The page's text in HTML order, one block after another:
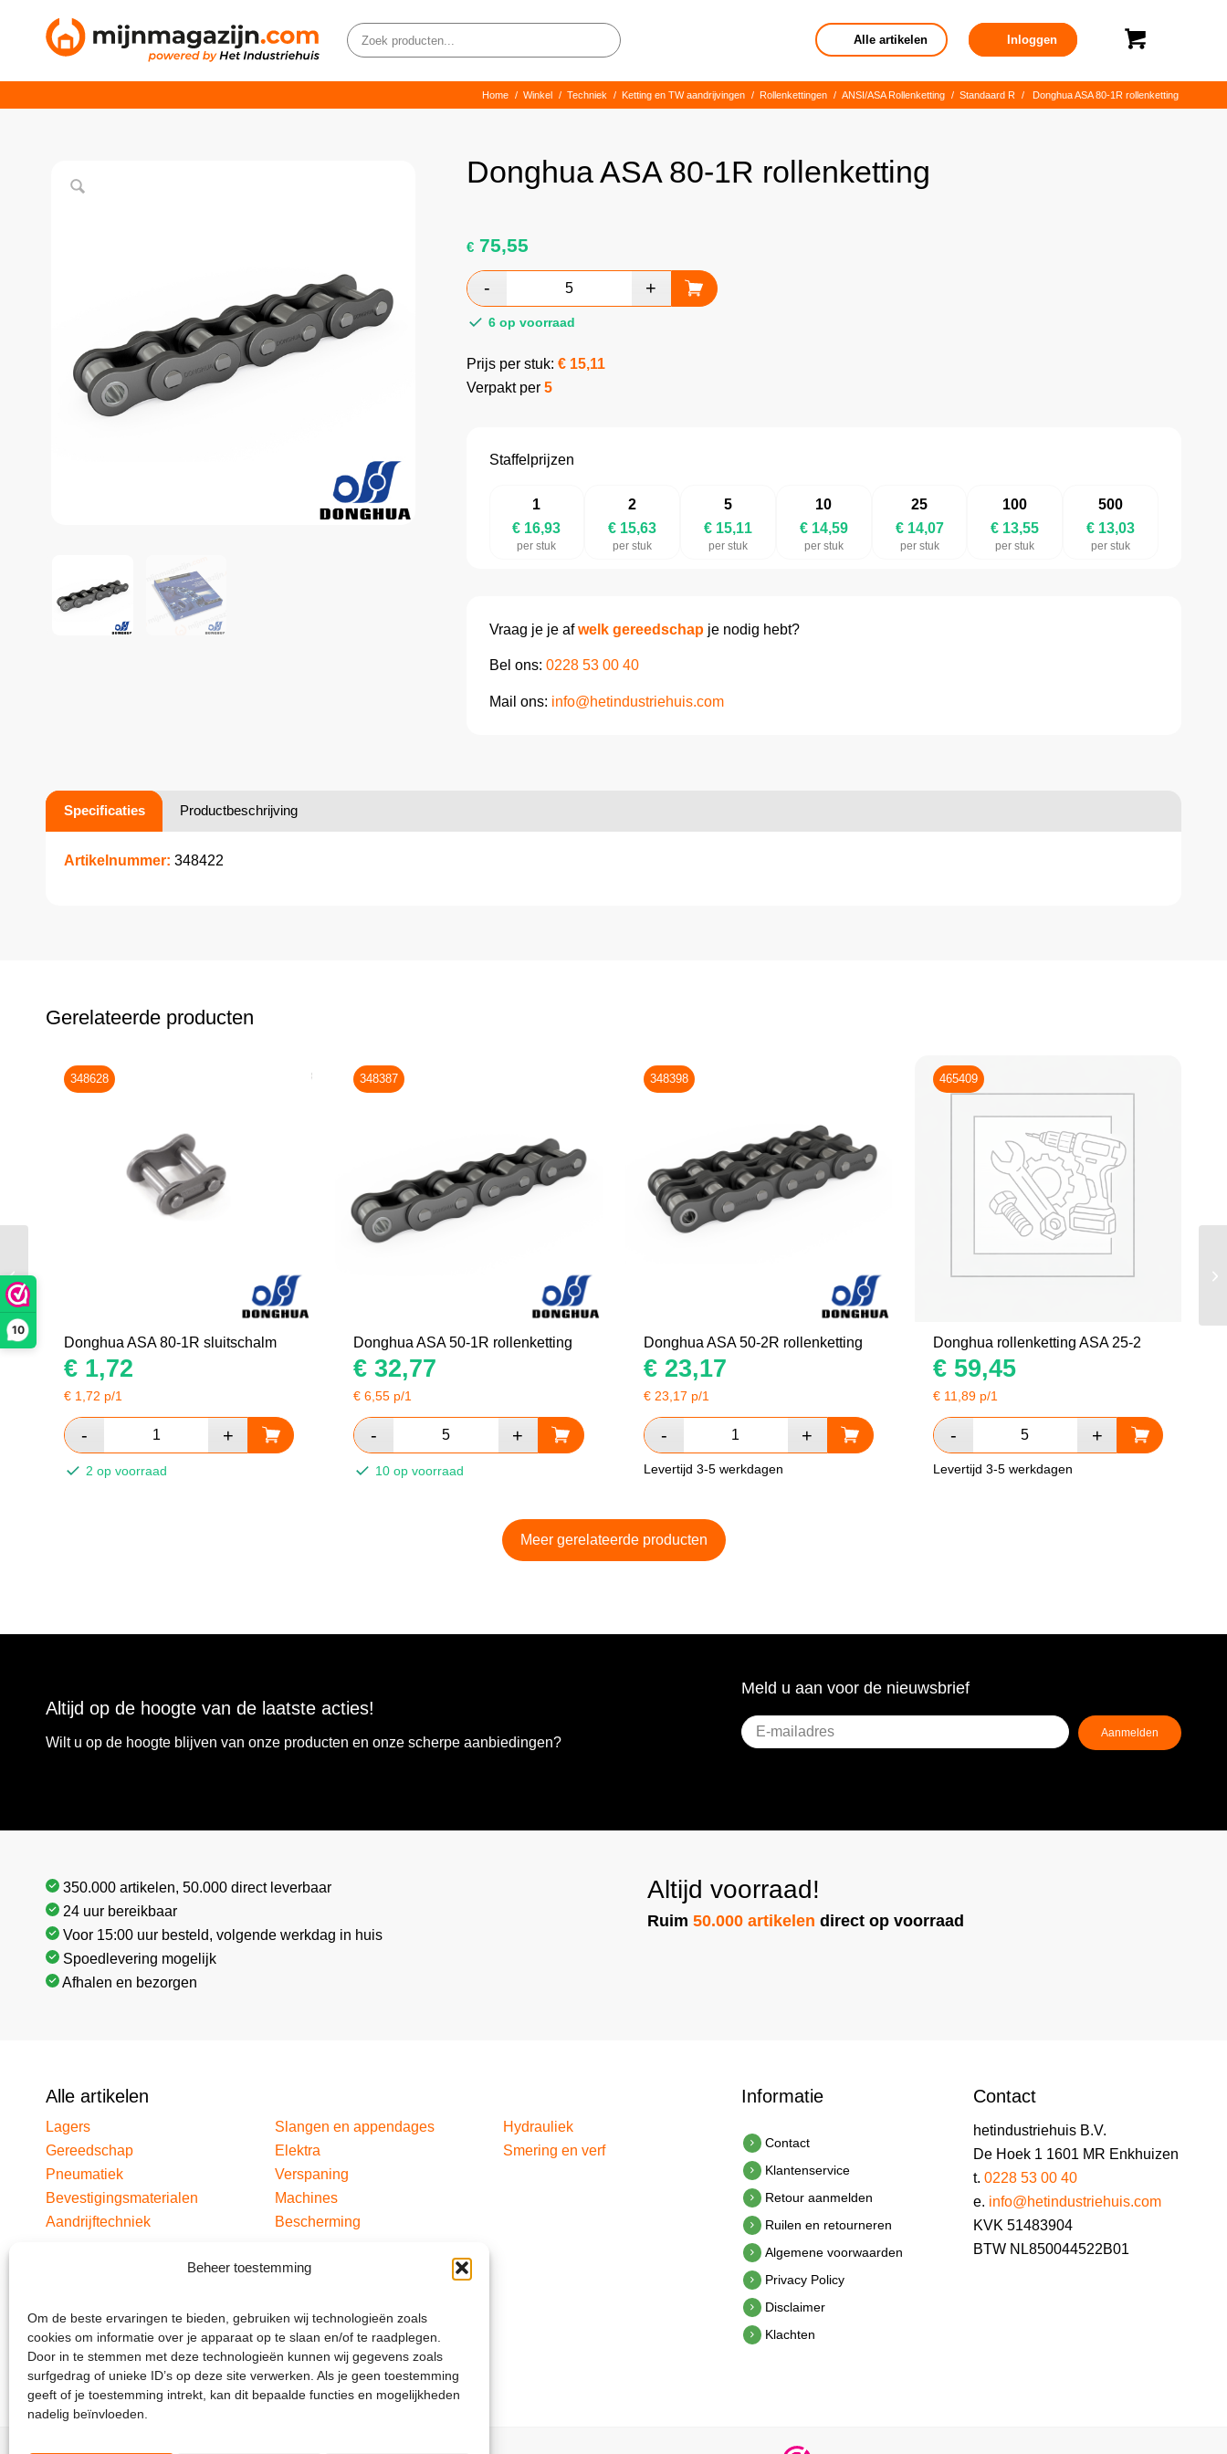
10
Beheer toestemming
Om de beste ervaringen te bieden, gebruiken wij technologieën zoals
cookies om informatie over je apparaat op te slaan en/of te raadplegen.
Door in te stemmen met deze technologieën kunnen wij gegevens zoals
surfgedrag of unieke ID’s op deze site verwerken. Als je geen toestemming
geeft of je toestemming intrekt, kan dit bepaalde functies en mogelijkheden
nadelig beïnvloeden.
Alle artikelen Inloggen
Home / Winkel / Techniek / Ketting en TW aandrijvingen / Rollenkettingen / ANSI/ASA Rollenketting / Standaard R / Donghua ASA 80-1R rollenketting
Donghua ASA 80-1R rollenketting
€75,55
6 op voorraad
Prijs per stuk: € 15,11
Verpakt per 5
Staffelprijzen
1
€ 16,93
per stuk
2
€ 15,63
per stuk
5
€ 15,11
per stuk
10
€ 14,59
per stuk
25
€ 14,07
per stuk
100
€ 13,55
per stuk
500
€ 13,03
per stuk
Vraag je je afwelk gereedschapje nodig hebt?
Bel ons: 0228 53 00 40
Mail ons: info@hetindustriehuis.com
Specificaties Productbeschrijving
Artikelnummer: 348422
Gerelateerde producten
348628
Donghua ASA 80-1R sluitschalm
€ 1,72
€ 1,72 p/1
2 op voorraad
348387
Donghua ASA 50-1R rollenketting
€ 32,77
€6,55 p/1
10 op voorraad
348398
Donghua ASA 50-2R rollenketting
€23,17
€ 23,17 p/1
Levertijd 3-5 werkdagen
465409
Donghua rollenketting ASA 25-2
€59,45
€ 11,89p/1
Levertijd 3-5 werkdagen
Meer gerelateerde producten
Altijd op de hoogte van de laatste acties!
Wilt u op de hoogte blijven van onze producten en onze scherpe aanbiedingen?
Meld u aan voor de nieuwsbrief
E-
mailadres(Vereist)
Aanmelden
350.000 artikelen, 50.000 direct leverbaar
24 uur bereikbaar
Voor 15:00 uur besteld, volgende werkdag in huis
Spoedlevering mogelijk
Afhalen en bezorgen
Altijd voorraad!
Ruim50.000 artikelen direct op voorraad
Alle artikelen
Lagers
Gereedschap
Pneumatiek
Bevestigingsmaterialen
Aandrijftechniek
Slangen en appendages
Elektra
Verspaning
Machines
Bescherming
Hydrauliek
Smering en verf
Informatie
Contact
Klantenservice
Retour aanmelden
Ruilen en retourneren
Algemene voorwaarden
Privacy Policy
Disclaimer
Klachten
Contact
hetindustriehuis B.V.
De Hoek 1 1601 MR Enkhuizen
t. 0228 53 00 40
e. info@hetindustriehuis.com
KVK 51483904
BTW NL850044522B01
rollenketting zwaar